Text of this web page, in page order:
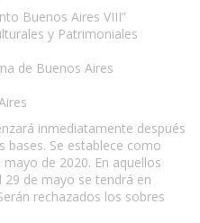
Buenos Aires VIII”
y Patrimoniales
de Buenos Aires
inmediatamente después
bases. Se establece como
de 2020. En aquellos
de mayo se tendrá en
rechazados los sobres